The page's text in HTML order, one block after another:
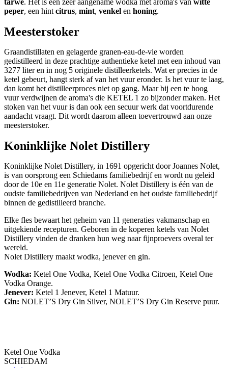
tarwe. Het is een zeer aangename wodka met aroma's van witte
peper, een hint citrus, mint, venkel en honing.
Meesterstoker
Graandistillaten en gelagerde granen-eau-de-vie worden
gedistilleerd in deze prachtige authentieke ketel met een inhoud van
3277 liter en in nog 5 originele distilleerketels. Wat er precies in de
ketel gebeurt, hangt sterk af van het vuur eronder. Is het vuur te laag,
dan komt het distilleerproces niet op gang. Maar bij een te hoog
vuur verdwijnen de aroma's die KETEL 1 zo bijzonder maken. Het
stoken van het vuur is dan ook een secuur werk dat voortdurende
aandacht vraagt. Dit wordt daarom alleen toevertrouwd aan onze
meesterstoker.
Koninklijke Nolet Distillery
Koninklijke Nolet Distillery, in 1691 opgericht door Joannes Nolet,
is van oorsprong een Schiedams familiebedrijf en wordt nu geleid
door de 10e en 11e generatie Nolet. Nolet Distillery is één van de
oudste familiebedrijven van Nederland en het oudste familiebedrijf
binnen de gedistilleerd branche.
Elke fles bewaart het geheim van 11 generaties vakmanschap en
uitgekiende recepturen. Geboren in de koperen ketels van Nolet
Distillery vinden de dranken hun weg naar fijnproevers overal ter
wereld.
Nolet Distillery maakt wodka, jenever en gin.
Wodka: Ketel One Vodka, Ketel One Vodka Citroen, Ketel One
Vodka Orange.
Jenever: Ketel 1 Jenever, Ketel 1 Matuur.
Gin: NOLET’S Dry Gin Silver, NOLET’S Dry Gin Reserve puur.
Ketel One Vodka
SCHIEDAM